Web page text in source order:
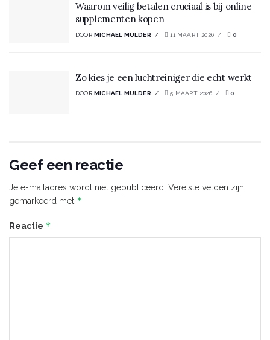
Waarom veilig betalen cruciaal is bij online
supplementen kopen
DOOR MICHAEL MULDER 11 MAART 2026 0
Zo kies je een luchtreiniger die echt werkt
DOOR MICHAEL MULDER 5 MAART 2026 0
Geef een reactie
Je e-mailadres wordt niet gepubliceerd. Vereiste velden zijn
gemarkeerd met *
Reactie *